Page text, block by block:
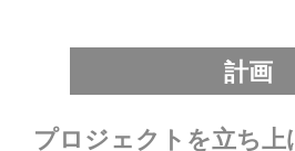
計画
プロジェクトを立ち上